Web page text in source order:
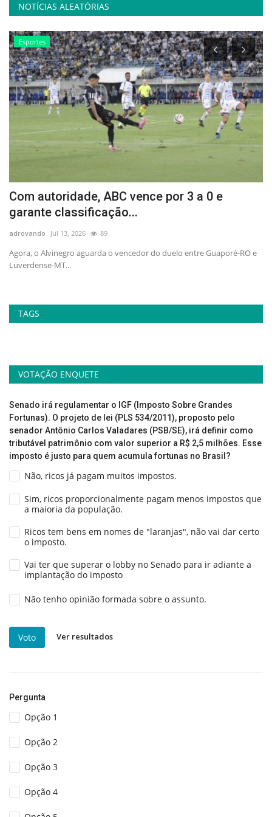
NOTÍCIAS ALEATÓRIAS
Esportes
Com autoridade, ABC vence por 3 a 0 e
garante classificação...
adrovando Jul 13, 2026 89
Agora, o Alvinegro aguarda o vencedor do duelo entre Guaporé-RO e
Luverdense-MT...
TAGS
VOTAÇÃO ENQUETE
Senado irá regulamentar o IGF (Imposto Sobre Grandes
Fortunas). O projeto de lei (PLS 534/2011), proposto pelo
senador Antônio Carlos Valadares (PSB/SE), irá definir como
tributável patrimônio com valor superior a R$ 2,5 milhões. Esse
imposto é justo para quem acumula fortunas no Brasil?
Não, ricos já pagam muitos impostos.
Sim, ricos proporcionalmente pagam menos impostos que
a maioria da população.
Ricos tem bens em nomes de "laranjas", não vai dar certo
o imposto.
Vai ter que superar o lobby no Senado para ir adiante a
implantação do imposto
Não tenho opinião formada sobre o assunto.
Voto Ver resultados
Pergunta
Opção 1
Opção 2
Opção 3
Opção 4